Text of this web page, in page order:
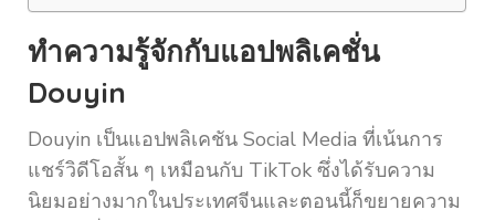
ทำความรู้จักกับแอปพลิเคชั่น
Douyin
Douyin เป็นแอปพลิเคชัน Social Media ที่เน้นการ
แชร์วิดีโอสั้น ๆ เหมือนกับ TikTok ซึ่งได้รับความ
นิยมอย่างมากในประเทศจีนและตอนนี้ก็ขยายความ